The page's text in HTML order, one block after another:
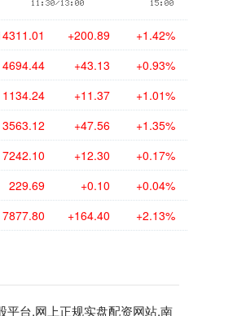
+200.89 +1.42%
4694.44 +43.13 +0.93%
1134.24 +11.37 +1.01%
3563.12 +47.56 +1.35%
7242.10 +12.30 +0.17%
229.69 +0.10 +0.04%
7877.80 +164.40 +2.13%
平台,网上正规实盘配资网站,南